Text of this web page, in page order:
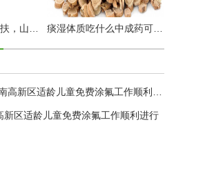
新区适龄儿童免费涂氟工作顺利进行